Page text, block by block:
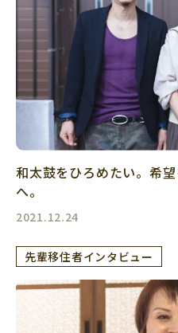
和太鼓をひろめたい。希
へ。
2021.12.24
先輩移住者インタビュー